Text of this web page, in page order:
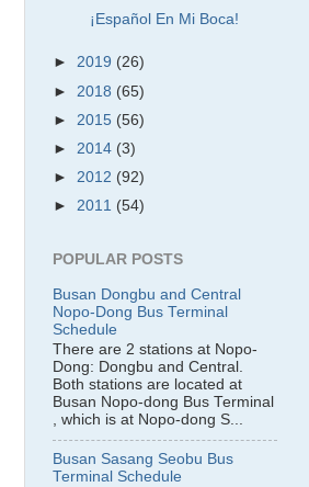
¡Español En Mi Boca!
► 2019 (26)
► 2018 (65)
► 2015 (56)
► 2014 (3)
► 2012 (92)
► 2011 (54)
POPULAR POSTS
Busan Dongbu and Central
Nopo-Dong Bus Terminal
Schedule
There are 2 stations at Nopo-
Dong: Dongbu and Central.
Both stations are located at
Busan Nopo-dong Bus Terminal
, which is at Nopo-dong S...
Busan Sasang Seobu Bus
Terminal Schedule